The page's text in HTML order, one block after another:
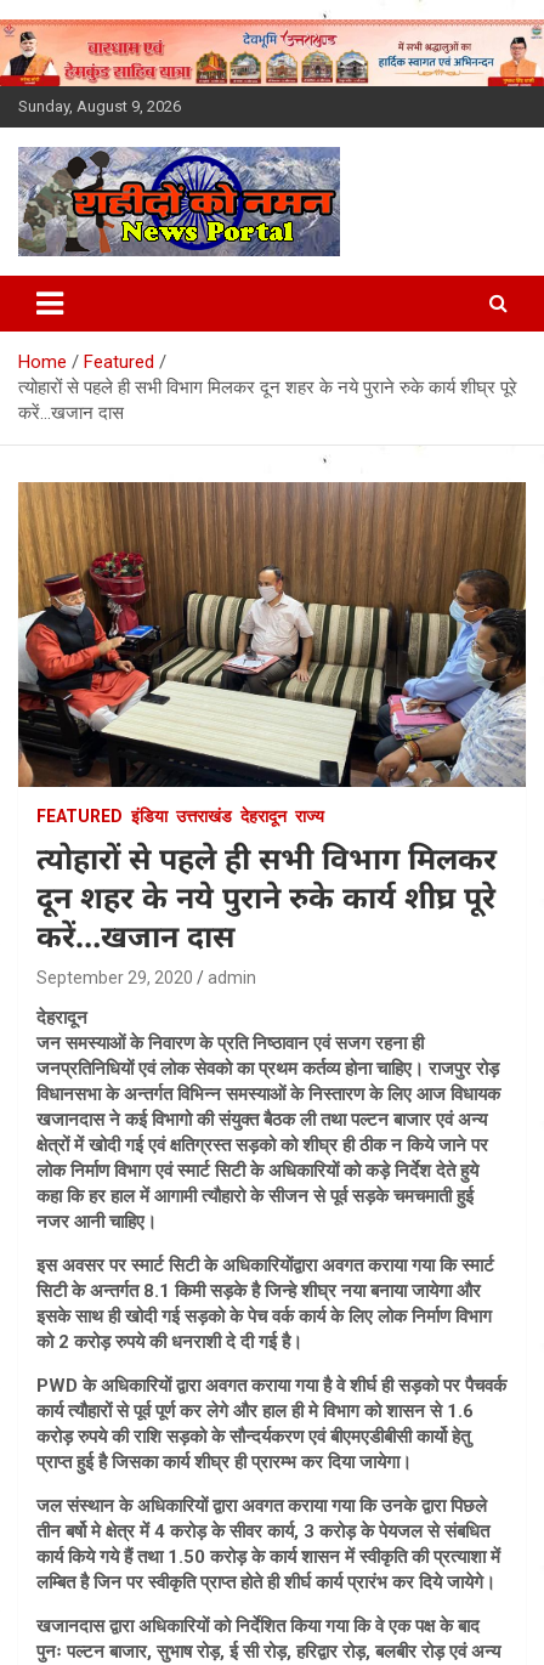
Skip
to
content
Sunday, August 9, 2026
Latest News Today, Breaking
News, Uttarakhand News in
Hindi
Home
Featured
त्योहारों से पहले ही सभी विभाग मिलकर दून शहर के नये पुराने रुके कार्य शीघ्र पूरे
करें…खजान दास
FEATURED इंडिया उत्तराखंड देहरादून राज्य
त्योहारों से पहले ही सभी विभाग मिलकर
दून शहर के नये पुराने रुके कार्य शीघ्र पूरे
करें…खजान दास
September 29, 2020 admin
देहरादून
जन समस्याओं के निवारण के प्रति निष्ठावान एवं सजग रहना ही
जनप्रतिनिधियों एवं लोक सेवको का प्रथम कर्तव्य होना चाहिए। राजपुर रोड़
विधानसभा के अन्तर्गत विभिन्न समस्याओं के निस्तारण के लिए आज विधायक
खजानदास ने कई विभागो की संयुक्त बैठक ली तथा पल्टन बाजार एवं अन्य
क्षेत्रों में खोदी गई एवं क्षतिग्रस्त सड़को को शीघ्र ही ठीक न किये जाने पर
लोक निर्माण विभाग एवं स्मार्ट सिटी के अधिकारियों को कड़े निर्देश देते हुये
कहा कि हर हाल में आगामी त्यौहारो के सीजन से पूर्व सड़के चमचमाती हुई
नजर आनी चाहिए।
इस अवसर पर स्मार्ट सिटी के अधिकारियोंद्वारा अवगत कराया गया कि स्मार्ट
सिटी के अन्तर्गत 8.1 किमी सड़के है जिन्हे शीघ्र नया बनाया जायेगा और
इसके साथ ही खोदी गई सड़को के पेच वर्क कार्य के लिए लोक निर्माण विभाग
को 2 करोड़ रुपये की धनराशी दे दी गई है।
PWD के अधिकारियों द्वारा अवगत कराया गया है वे शीर्घ ही सड़को पर पैचवर्क
कार्य त्यौहारों से पूर्व पूर्ण कर लेगे और हाल ही मे विभाग को शासन से 1.6
करोड़ रुपये की राशि सड़को के सौन्दर्यकरण एवं बीएमएडीबीसी कार्यो हेतु
प्राप्त हुई है जिसका कार्य शीघ्र ही प्रारम्भ कर दिया जायेगा।
जल संस्थान के अधिकारियों द्वारा अवगत कराया गया कि उनके द्वारा पिछले
तीन बर्षो मे क्षेत्र में 4 करोड़ के सीवर कार्य, 3 करोड़ के पेयजल से संबधित
कार्य किये गये हैं तथा 1.50 करोड़ के कार्य शासन में स्वीकृति की प्रत्याशा में
लम्बित है जिन पर स्वीकृति प्राप्त होते ही शीर्घ कार्य प्रारंभ कर दिये जायेगे।
खजानदास द्वारा अधिकारियों को निर्देशित किया गया कि वे एक पक्ष के बाद
पुनः पल्टन बाजार, सुभाष रोड़, ई सी रोड़, हरिद्वार रोड़, बलबीर रोड़ एवं अन्य